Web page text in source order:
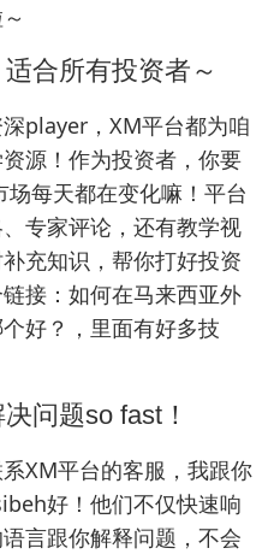
合所有投资者～
player，XM平台都为咱
源！作为投资者，你要
每天都在变化嘛！平台
专家评论，还有教学视
充知识，帮你打好投资
接： 如何在马来西亚外
好？ ，里面有好多技
问题so fast！
XM平台的客服，我跟你
好！他们不仅快速响
言跟你解释问题，不会